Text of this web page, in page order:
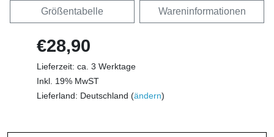
Größentabelle Wareninformationen
€28,90
Lieferzeit: ca. 3 Werktage
Inkl. 19% MwST
Lieferland: Deutschland (ändern)